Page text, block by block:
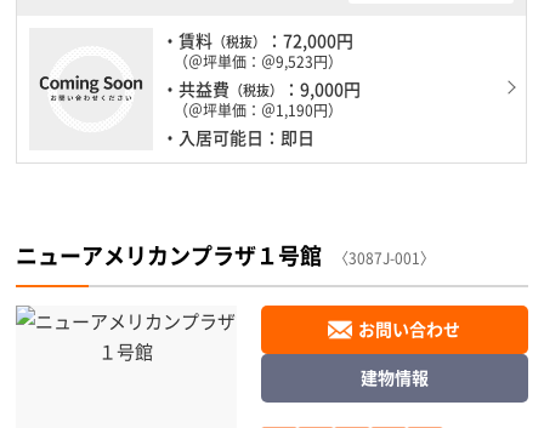
・賃料 （税抜） ：72,000円
（＠坪単価：＠9,523円）
・共益費 （税抜） ：9,000円
（＠坪単価：＠1,190円）
・入居可能日：即日
ニューアメリカンプラザ１号館 〈3087J-001〉
お問い合わせ
建物情報